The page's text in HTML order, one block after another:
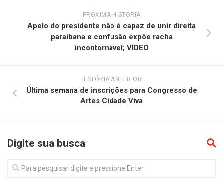
PRÓXIMA HISTÓRIA
Apelo do presidente não é capaz de unir direita
paraibana e confusão expõe racha
incontornável; VÍDEO
HISTÓRIA ANTERIOR
Última semana de inscrições para Congresso de
Artes Cidade Viva
Digite sua busca